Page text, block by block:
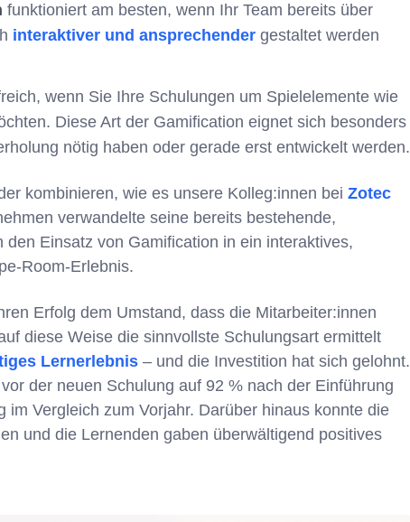
funktioniert am besten, wenn Ihr Team bereits über
interaktiver und ansprechender gestaltet werden
wenn Sie Ihre Schulungen um Spielelemente wie
Diese Art der Gamification eignet sich besonders
nötig haben oder gerade erst entwickelt werden.
kombinieren, wie es unsere Kolleg:innen bei Zotec
verwandelte seine bereits bestehende,
den Einsatz von Gamification in ein interaktives,
Room-Erlebnis.
Erfolg dem Umstand, dass die Mitarbeiter:innen
diese Weise die sinnvollste Schulungsart ermittelt
Lernerlebnis – und die Investition hat sich gelohnt.
der neuen Schulung auf 92 % nach der Einführung
Vergleich zum Vorjahr. Darüber hinaus konnte die
und die Lernenden gaben überwältigend positives